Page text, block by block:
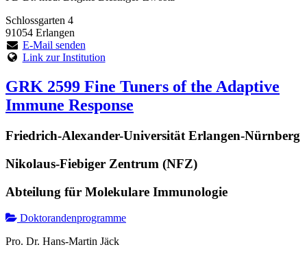
Schlossgarten 4
91054 Erlangen
E-Mail senden
Link zur Institution
GRK 2599 Fine Tuners of the Adaptive
Immune Response
Friedrich-Alexander-Universität Erlangen-Nürnberg
Nikolaus-Fiebiger Zentrum (NFZ)
Abteilung für Molekulare Immunologie
Doktorandenprogramme
Pro. Dr. Hans-Martin Jäck